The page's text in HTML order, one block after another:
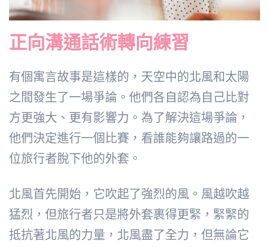
正向溝通話術轉向練習
有個寓言故事是這樣的，天空中的北風和太陽
之間發生了一場爭論。他們各自認為自己比對
方更強大、更有影響力。為了解決這場爭論，
他們決定進行一個比賽，看誰能夠讓路過的一
位旅行者脫下他的外套。
北風首先開始，它吹起了強烈的風。風越吹越
猛烈，但旅行者只是將外套裹得更緊，緊緊的
抵抗著北風的力量，北風盡了全力，但無論它